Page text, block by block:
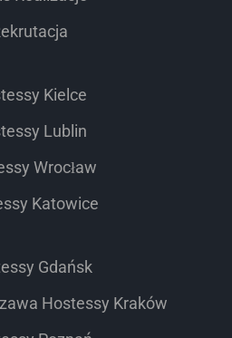
Kielce
Lublin
Wrocław
Katowice
Gdańsk
Hostessy Kraków